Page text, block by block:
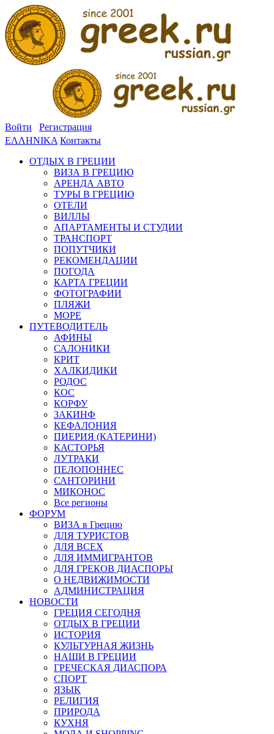
Войти
Регистрация
ΕΛΛΗΝΙΚΑ Контакты
ОТДЫХ В ГРЕЦИИ
ВИЗА В ГРЕЦИЮ
АРЕНДА АВТО
ТУРЫ В ГРЕЦИЮ
ОТЕЛИ
ВИЛЛЫ
АПАРТАМЕНТЫ И СТУДИИ
ТРАНСПОРТ
ПОПУТЧИКИ
РЕКОМЕНДАЦИИ
ПОГОДА
КАРТА ГРЕЦИИ
ФОТОГРАФИИ
ПЛЯЖИ
МОРЕ
ПУТЕВОДИТЕЛЬ
АФИНЫ
САЛОНИКИ
КРИТ
ХАЛКИДИКИ
РОДОС
КОС
КОРФУ
ЗАКИНФ
КЕФАЛОНИЯ
ПИЕРИЯ (КАТЕРИНИ)
КАСТОРЬЯ
ЛУТРАКИ
ПЕЛОПОННЕС
САНТОРИНИ
МИКОНОС
Все регионы
ФОРУМ
ВИЗА в Грецию
ДЛЯ ТУРИСТОВ
ДЛЯ ВСЕХ
ДЛЯ ИММИГРАНТОВ
ДЛЯ ГРЕКОВ ДИАСПОРЫ
О НЕДВИЖИМОСТИ
АДМИНИСТРАЦИЯ
НОВОСТИ
ГРЕЦИЯ СЕГОДНЯ
ОТДЫХ В ГРЕЦИИ
ИСТОРИЯ
КУЛЬТУРНАЯ ЖИЗНЬ
НАШИ В ГРЕЦИИ
ГРЕЧЕСКАЯ ДИАСПОРА
СПОРТ
ЯЗЫК
РЕЛИГИЯ
ПРИРОДА
КУХНЯ